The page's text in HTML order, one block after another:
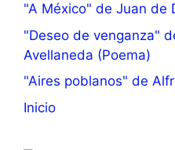
"A México" de Juan de
"Deseo de venganza"
Avellaneda (Poema)
"Aires poblanos" de
Inicio